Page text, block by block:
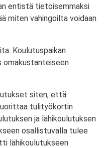
entistä tietoisemmaksi
miten vahingoilta voidaan
Koulutuspaikan
omakustanteiseen
siten, että
tulityökortin
ja lähikoulutuksen
osallistuvalla tulee
lähikoulutukseen